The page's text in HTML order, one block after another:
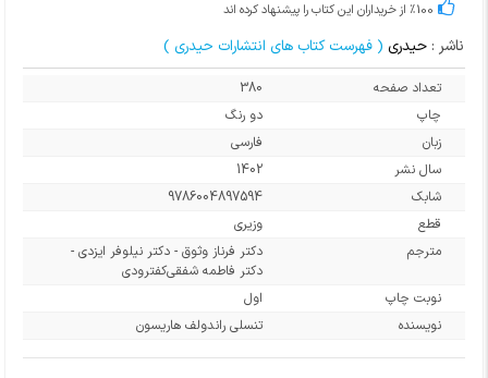
%100 از خریداران این کتاب را پیشنهاد کرده اند
ناشر : حیدری ( فهرست کتاب های انتشارات حیدری )
تعداد صفحه
380
چاپ
دو رنگ
زبان
فارسی
سال نشر
1402
شابک
9786004897594
قطع
وزیری
مترجم
دکتر فرناز وثوق - دکتر نیلوفر ایزدی -
دکتر فاطمه شفقی‌کفترودی
نوبت چاپ
اول
نویسنده
تنسلی راندولف هاریسون